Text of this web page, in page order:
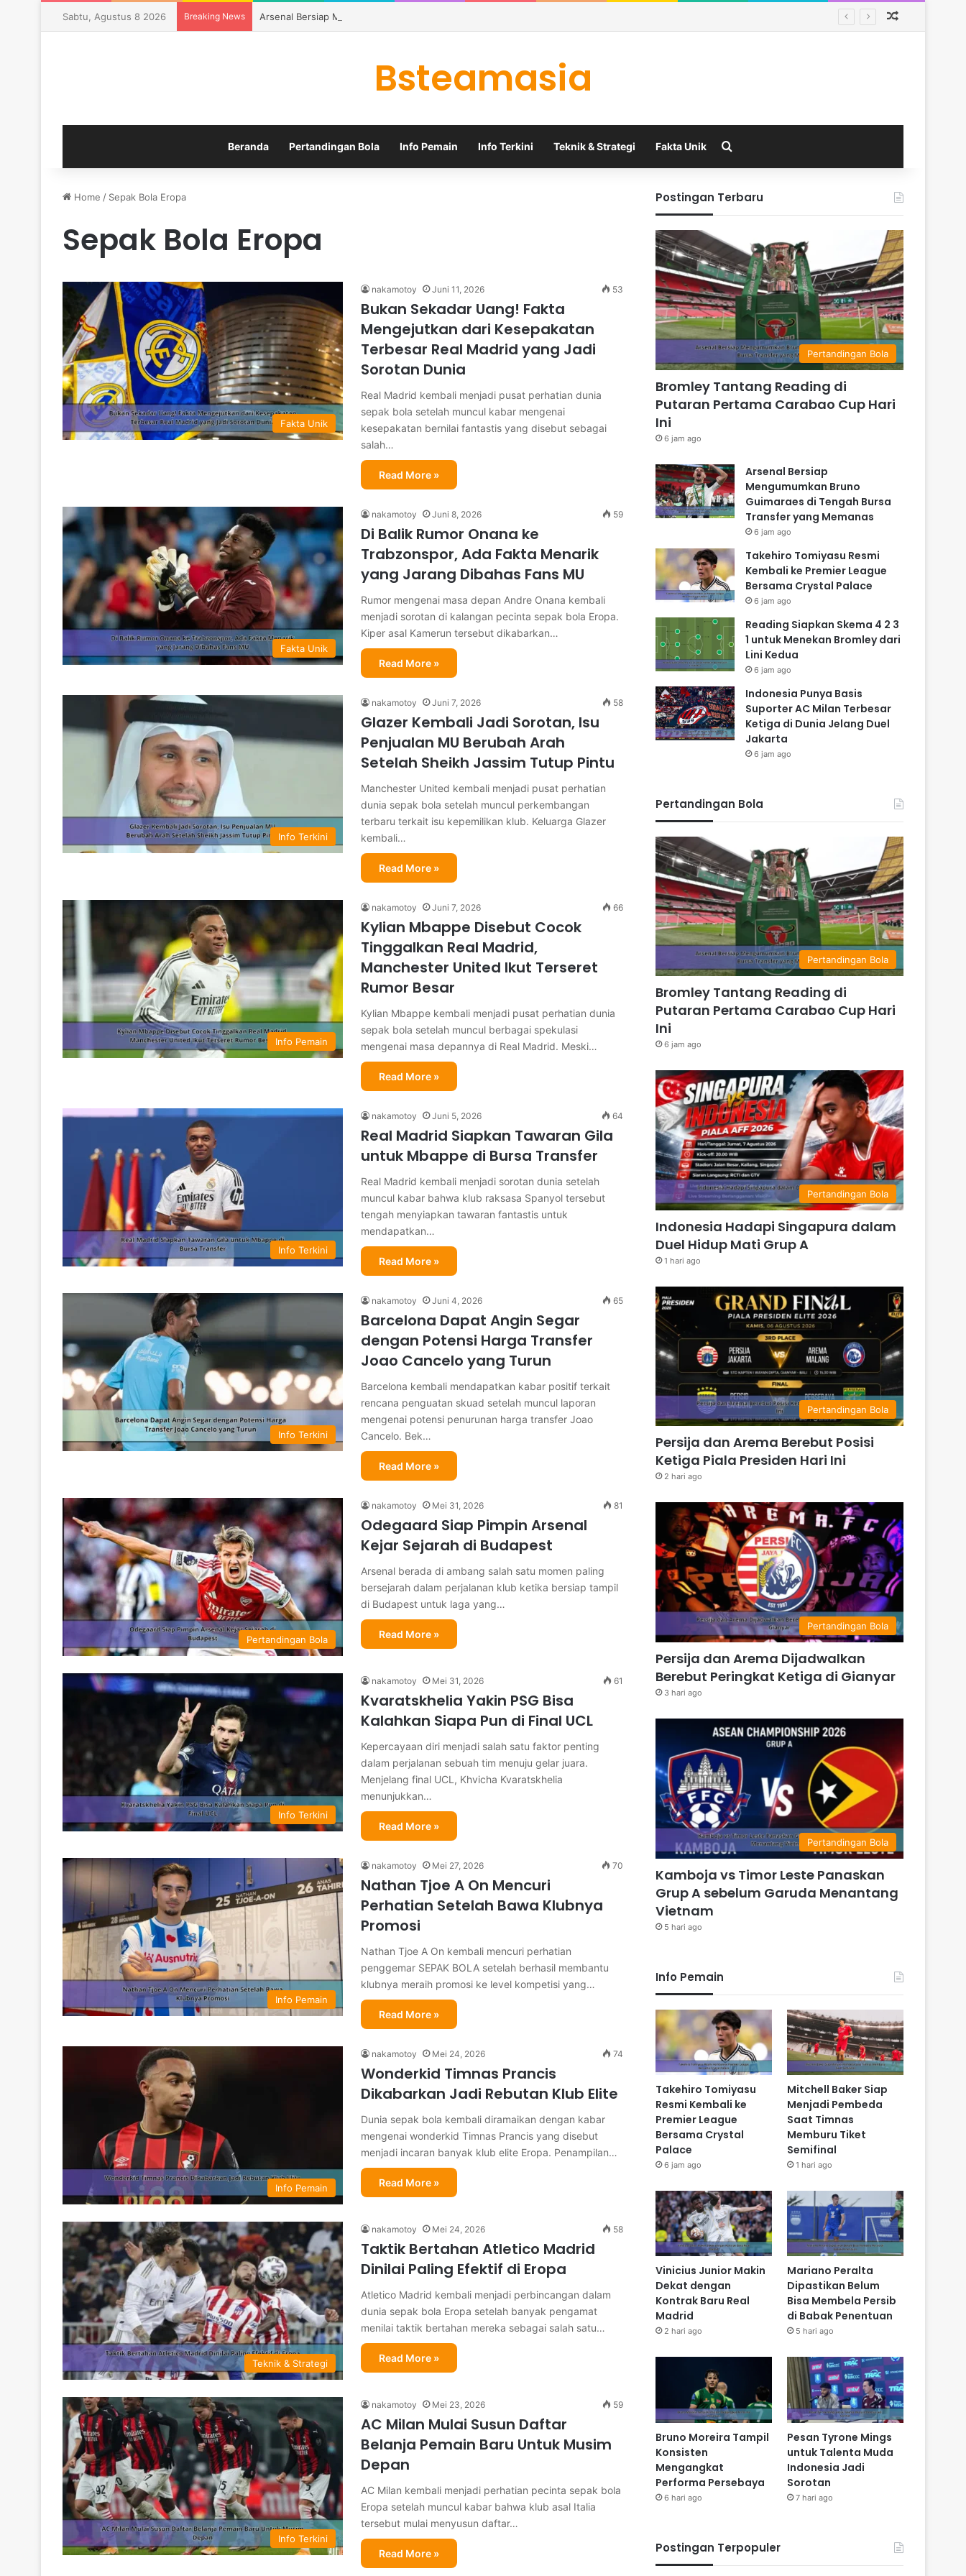
Sabtu, Agustus 8 2026 Breaking News Arsenal Bersiap Mengumumkan Bruno Guimaraes di Tengah Bursa Transfer yang Memanas
Bsteamasia
Beranda Pertandingan Bola Info Pemain Info Terkini Teknik & Strategi Fakta Unik
Home / Sepak Bola Eropa
Sepak Bola Eropa
Fakta Unik
nakamotoy Juni 11, 2026 53
Bukan Sekadar Uang! Fakta
Mengejutkan dari Kesepakatan
Terbesar Real Madrid yang Jadi
Sorotan Dunia
Real Madrid kembali menjadi pusat perhatian dunia
sepak bola setelah muncul kabar mengenai
kesepakatan bernilai fantastis yang disebut sebagai
salah…
Read More »
Fakta Unik
nakamotoy Juni 8, 2026 59
Di Balik Rumor Onana ke
Trabzonspor, Ada Fakta Menarik
yang Jarang Dibahas Fans MU
Rumor mengenai masa depan Andre Onana kembali
menjadi sorotan di kalangan pecinta sepak bola Eropa.
Kiper asal Kamerun tersebut dikabarkan…
Read More »
Info Terkini
nakamotoy Juni 7, 2026 58
Glazer Kembali Jadi Sorotan, Isu
Penjualan MU Berubah Arah
Setelah Sheikh Jassim Tutup Pintu
Manchester United kembali menjadi pusat perhatian
dunia sepak bola setelah muncul perkembangan
terbaru terkait isu kepemilikan klub. Keluarga Glazer
kembali…
Read More »
Info Pemain
nakamotoy Juni 7, 2026 66
Kylian Mbappe Disebut Cocok
Tinggalkan Real Madrid,
Manchester United Ikut Terseret
Rumor Besar
Kylian Mbappe kembali menjadi pusat perhatian dunia
sepak bola setelah muncul berbagai spekulasi
mengenai masa depannya di Real Madrid. Meski…
Read More »
Info Terkini
nakamotoy Juni 5, 2026 64
Real Madrid Siapkan Tawaran Gila
untuk Mbappe di Bursa Transfer
Real Madrid kembali menjadi sorotan dunia setelah
muncul kabar bahwa klub raksasa Spanyol tersebut
tengah menyiapkan tawaran fantastis untuk
mendapatkan…
Read More »
Info Terkini
nakamotoy Juni 4, 2026 65
Barcelona Dapat Angin Segar
dengan Potensi Harga Transfer
Joao Cancelo yang Turun
Barcelona kembali mendapatkan kabar positif terkait
rencana penguatan skuad setelah muncul laporan
mengenai potensi penurunan harga transfer Joao
Cancelo. Bek…
Read More »
Pertandingan Bola
nakamotoy Mei 31, 2026 81
Odegaard Siap Pimpin Arsenal
Kejar Sejarah di Budapest
Arsenal berada di ambang salah satu momen paling
bersejarah dalam perjalanan klub ketika bersiap tampil
di Budapest untuk laga yang…
Read More »
Info Terkini
nakamotoy Mei 31, 2026 61
Kvaratskhelia Yakin PSG Bisa
Kalahkan Siapa Pun di Final UCL
Kepercayaan diri menjadi salah satu faktor penting
dalam perjalanan sebuah tim menuju gelar juara.
Menjelang final UCL, Khvicha Kvaratskhelia
menunjukkan…
Read More »
Info Pemain
nakamotoy Mei 27, 2026 70
Nathan Tjoe A On Mencuri
Perhatian Setelah Bawa Klubnya
Promosi
Nathan Tjoe A On kembali mencuri perhatian
penggemar SEPAK BOLA setelah berhasil membantu
klubnya meraih promosi ke level kompetisi yang…
Read More »
Info Pemain
nakamotoy Mei 24, 2026 74
Wonderkid Timnas Prancis
Dikabarkan Jadi Rebutan Klub Elite
Dunia sepak bola kembali diramaikan dengan kabar
mengenai wonderkid Timnas Prancis yang disebut
menjadi incaran banyak klub elite Eropa. Penampilan…
Read More »
Teknik & Strategi
nakamotoy Mei 24, 2026 58
Taktik Bertahan Atletico Madrid
Dinilai Paling Efektif di Eropa
Atletico Madrid kembali menjadi perbincangan dalam
dunia sepak bola Eropa setelah banyak pengamat
menilai taktik bertahan mereka sebagai salah satu…
Read More »
Info Terkini
nakamotoy Mei 23, 2026 59
AC Milan Mulai Susun Daftar
Belanja Pemain Baru Untuk Musim
Depan
AC Milan kembali menjadi perhatian pecinta sepak bola
Eropa setelah muncul kabar bahwa klub asal Italia
tersebut mulai menyusun daftar…
Read More »
Postingan Terbaru
Pertandingan Bola
Bromley Tantang Reading di
Putaran Pertama Carabao Cup Hari
Ini
6 jam ago
Arsenal Bersiap
Mengumumkan Bruno
Guimaraes di Tengah Bursa
Transfer yang Memanas
6 jam ago
Takehiro Tomiyasu Resmi
Kembali ke Premier League
Bersama Crystal Palace
6 jam ago
Reading Siapkan Skema 4 2 3
1 untuk Menekan Bromley dari
Lini Kedua
6 jam ago
Indonesia Punya Basis
Suporter AC Milan Terbesar
Ketiga di Dunia Jelang Duel
Jakarta
6 jam ago
Pertandingan Bola
Pertandingan Bola
Bromley Tantang Reading di
Putaran Pertama Carabao Cup Hari
Ini
6 jam ago
Pertandingan Bola
Indonesia Hadapi Singapura dalam
Duel Hidup Mati Grup A
1 hari ago
Pertandingan Bola
Persija dan Arema Berebut Posisi
Ketiga Piala Presiden Hari Ini
2 hari ago
Pertandingan Bola
Persija dan Arema Dijadwalkan
Berebut Peringkat Ketiga di Gianyar
3 hari ago
Pertandingan Bola
Kamboja vs Timor Leste Panaskan
Grup A sebelum Garuda Menantang
Vietnam
5 hari ago
Info Pemain
Takehiro Tomiyasu
Resmi Kembali ke
Premier League
Bersama Crystal
Palace
6 jam ago
Mitchell Baker Siap
Menjadi Pembeda
Saat Timnas
Memburu Tiket
Semifinal
1 hari ago
Vinicius Junior Makin
Dekat dengan
Kontrak Baru Real
Madrid
2 hari ago
Mariano Peralta
Dipastikan Belum
Bisa Membela Persib
di Babak Penentuan
5 hari ago
Bruno Moreira Tampil
Konsisten
Mengangkat
Performa Persebaya
6 hari ago
Pesan Tyrone Mings
untuk Talenta Muda
Indonesia Jadi
Sorotan
7 hari ago
Postingan Terpopuler